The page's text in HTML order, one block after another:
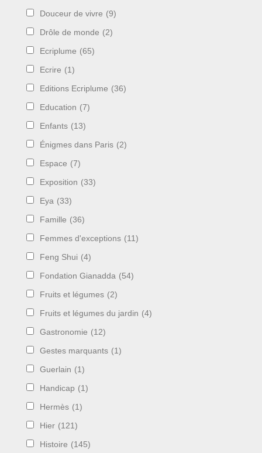
Douceur de vivre (9)
Drôle de monde (2)
Ecriplume (65)
Ecrire (1)
Editions Ecriplume (36)
Education (7)
Enfants (13)
Énigmes dans Paris (2)
Espace (7)
Exposition (33)
Eya (33)
Famille (36)
Femmes d'exceptions (11)
Feng Shui (4)
Fondation Gianadda (54)
Fruits et légumes (2)
Fruits et légumes du jardin (4)
Gastronomie (12)
Gestes marquants (1)
Guerlain (1)
Handicap (1)
Hermès (1)
Hier (121)
Histoire (145)